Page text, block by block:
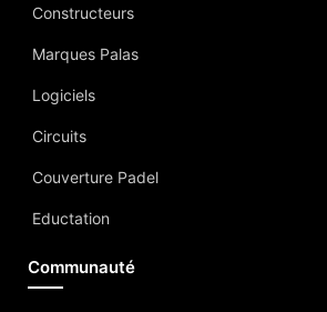
Constructeurs
Marques Palas
Logiciels
Circuits
Couverture Padel
Eductation
Communauté